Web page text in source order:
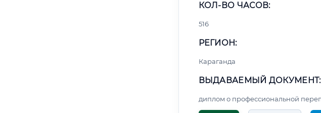
КОЛ-ВО ЧАСОВ:
516
РЕГИОН:
Караганда
ВЫДАВАЕМЫЙ ДОКУМЕНТ:
диплом о профессиональной